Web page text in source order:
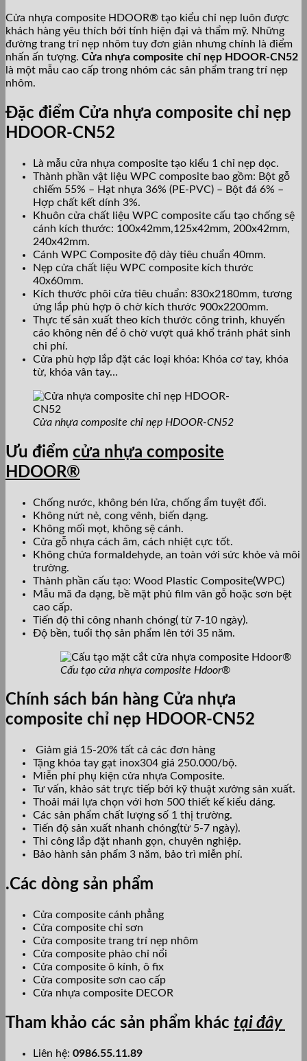
Cửa nhựa composite HDOOR® tạo kiểu chỉ nẹp luôn được
khách hàng yêu thích bởi tính hiện đại và thẩm mỹ. Những
đường trang trí nẹp nhôm tuy đơn giản nhưng chính là điểm
nhấn ấn tượng. Cửa nhựa composite chỉ nẹp HDOOR-CN52
là một mẫu cao cấp trong nhóm các sản phẩm trang trí nẹp
nhôm.
Đặc điểm Cửa nhựa composite chỉ nẹp
HDOOR-CN52
Là mẫu cửa nhựa composite tạo kiểu 1 chỉ nẹp dọc.
Thành phần vật liệu WPC composite bao gồm: Bột gỗ
chiếm 55% – Hạt nhựa 36% (PE-PVC) – Bột đá 6% –
Hợp chất kết dính 3%.
Khuôn cửa chất liệu WPC composite cấu tạo chống sệ
cánh kích thước: 100x42mm,125x42mm, 200x42mm,
240x42mm.
Cánh WPC Composite độ dày tiêu chuẩn 40mm.
Nẹp cửa chất liệu WPC composite kích thước
40x60mm.
Kích thước phôi cửa tiêu chuẩn: 830x2180mm, tương
ứng lắp phù hợp ô chờ kích thước 900x2200mm.
Thực tế sản xuất theo kích thước công trình, khuyến
cáo không nên để ô chờ vượt quá khổ tránh phát sinh
chi phí.
Cửa phù hợp lắp đặt các loại khóa: Khóa cơ tay, khóa
từ, khóa vân tay…
Cửa nhựa composite chỉ nẹp HDOOR-CN52
Ưu điểm cửa nhựa composite
HDOOR®
Chống nước, không bén lửa, chống ẩm tuyệt đối.
Không nứt nẻ, cong vênh, biến dạng.
Không mối mọt, không sệ cánh.
Cửa gỗ nhựa cách âm, cách nhiệt cực tốt.
Không chứa formaldehyde, an toàn với sức khỏe và môi
trường.
Thành phần cấu tạo: Wood Plastic Composite(WPC)
Mẫu mã đa dạng, bề mặt phủ film vân gỗ hoặc sơn bệt
cao cấp.
Tiến độ thi công nhanh chóng( từ 7-10 ngày).
Độ bền, tuổi thọ sản phẩm lên tới 35 năm.
Cấu tạo cửa nhựa composite Hdoor®
Chính sách bán hàng Cửa nhựa
composite chỉ nẹp HDOOR-CN52
Giảm giá 15-20% tất cả các đơn hàng
Tặng khóa tay gạt inox304 giá 250.000/bộ.
Miễn phí phụ kiện cửa nhựa Composite.
Tư vấn, khảo sát trực tiếp bởi kỹ thuật xưởng sản xuất.
Thoải mái lựa chọn với hơn 500 thiết kế kiểu dáng.
Các sản phẩm chất lượng số 1 thị trường.
Tiến độ sản xuất nhanh chóng(từ 5-7 ngày).
Thi công lắp đặt nhanh gọn, chuyên nghiệp.
Bảo hành sản phẩm 3 năm, bảo trì miễn phí.
.Các dòng sản phẩm
Cửa composite cánh phẳng
Cửa composite chỉ sơn
Cửa composite trang trí nẹp nhôm
Cửa composite phào chỉ nổi
Cửa composite ô kính, ô fix
Cửa composite sơn cao cấp
Cửa nhựa composite DECOR
Tham khảo các sản phẩm khác tại đây
Liên hệ: 0986.55.11.89